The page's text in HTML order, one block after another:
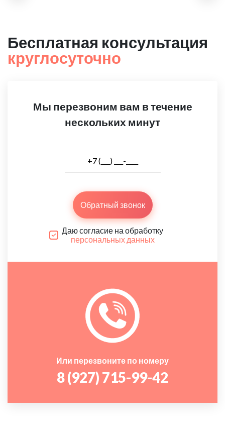
Бесплатная консультация
круглосуточно
Мы перезвоним вам в течение
нескольких минут
Обратный звонок
Даю согласие на обработку
персональных данных
Или перезвоните по номеру
8 (927) 715-99-42